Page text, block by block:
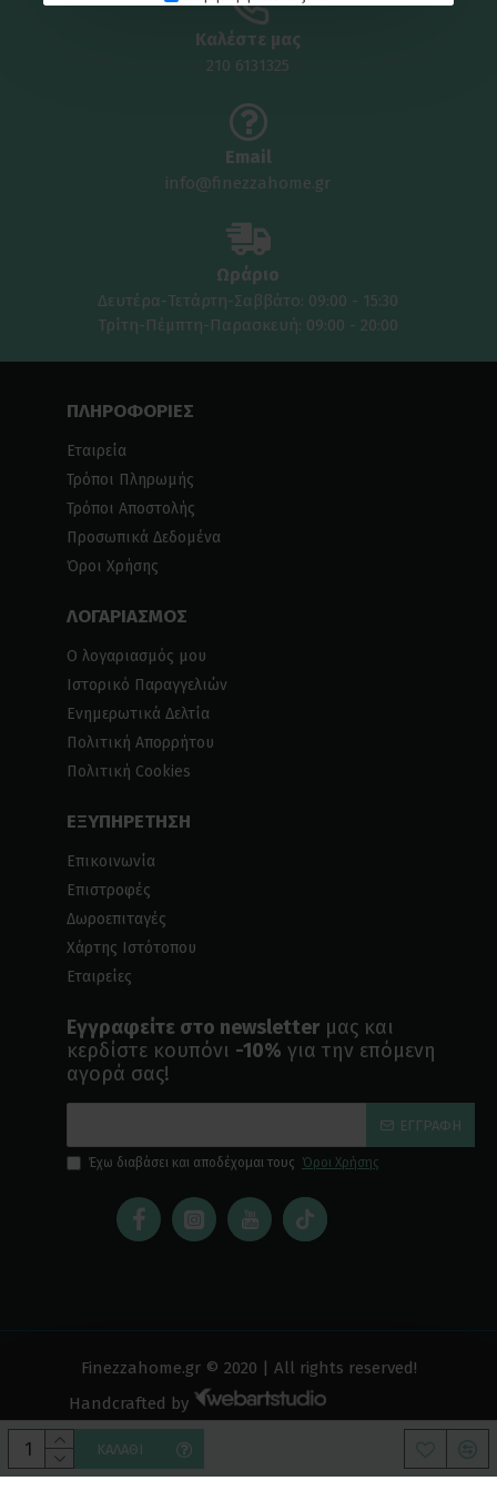
ΚΑΛΆΘΙ
Καλέστε μας
210 6131325
Email
info@finezzahome.gr
Ωράριο
Δευτέρα-Τετάρτη-Σαββάτο: 09:00 - 15:30
Τρίτη-Πέμπτη-Παρασκευή: 09:00 - 20:00
ΠΛΗΡΟΦΟΡΙΕΣ
Εταιρεία
Τρόποι Πληρωμής
Τρόποι Αποστολής
Προσωπικά Δεδομένα
Όροι Χρήσης
ΛΟΓΑΡΙΑΣΜΟΣ
Ο λογαριασμός μου
Ιστορικό Παραγγελιών
Ενημερωτικά Δελτία
Πολιτική Απορρήτου
Πολιτική Cookies
ΕΞΥΠΗΡΕΤΗΣΗ
Επικοινωνία
Επιστροφές
Δωροεπιταγές
Χάρτης Ιστότοπου
Εταιρείες
Εγγραφείτε στο newsletter μας και
κερδίστε κουπόνι -10% για την επόμενη
αγορά σας!
ΕΓΓΡΑΦΉ
Έχω διαβάσει και αποδέχομαι τους Όροι Χρήσης
Finezzahome.gr © 2020 | All rights reserved!
Handcrafted by